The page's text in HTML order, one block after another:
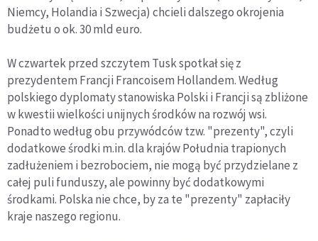
Niemcy, Holandia i Szwecja) chcieli dalszego okrojenia
budżetu o ok. 30 mld euro.
W czwartek przed szczytem Tusk spotkał się z
prezydentem Francji Francoisem Hollandem. Według
polskiego dyplomaty stanowiska Polski i Francji są zbliżone
w kwestii wielkości unijnych środków na rozwój wsi.
Ponadto według obu przywódców tzw. "prezenty", czyli
dodatkowe środki m.in. dla krajów Południa trapionych
zadłużeniem i bezrobociem, nie mogą być przydzielane z
całej puli funduszy, ale powinny być dodatkowymi
środkami. Polska nie chce, by za te "prezenty" zapłaciły
kraje naszego regionu.